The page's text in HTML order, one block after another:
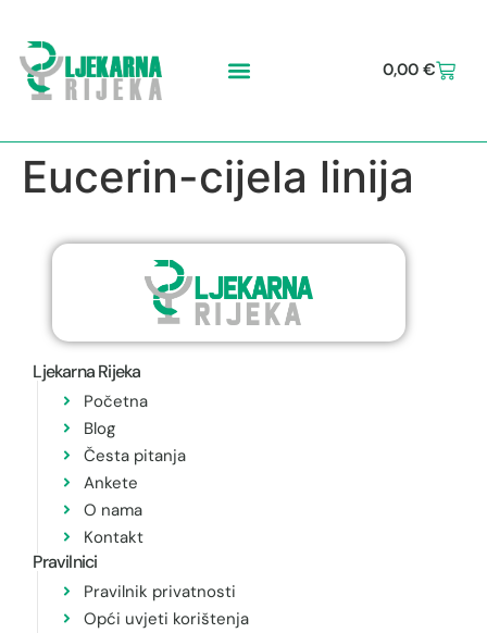
0,00 €
Eucerin-cijela linija
Ljekarna Rijeka
Početna
Blog
Česta pitanja
Ankete
O nama
Kontakt
Pravilnici
Pravilnik privatnosti
Opći uvjeti korištenja